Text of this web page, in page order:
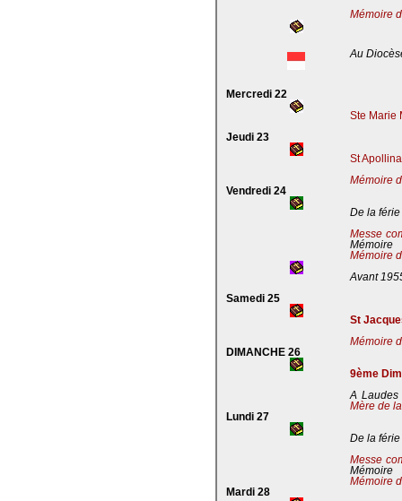
Mémoire
Au
Mercredi 22
Ste Marie
Jeudi 23
St
Mémoire
Vendredi 24
De la férie
Messe
Mémoire
Mémoire
Avant
Samedi 25
St
Mémoire
DIMANCHE 26
9ème
A
Mère de
Lundi 27
De la férie
Messe
Mémoire
Mémoire
Mardi 28